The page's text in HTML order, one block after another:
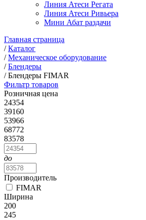
Линия Атеси Регата
Линия Атеси Ривьера
Мини Абат раздачи
Главная страница
/Каталог
/Механическое оборудование
/Блендеры
/Блендеры FIMAR
Фильтр товаров
Розничная цена
24354
39160
53966
68772
83578
до
Производитель
FIMAR
Ширина
200
245